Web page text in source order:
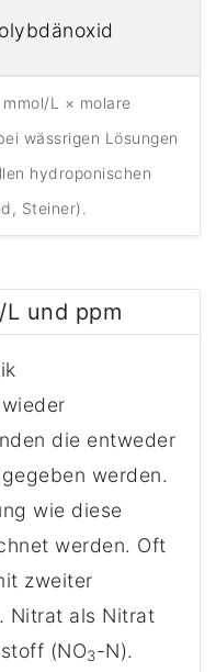
L × molare
wässrigen Lösungen
hydroponischen
Steiner).
und ppm
die entweder
werden.
wie diese
werden. Oft
zweiter
Nitrat als Nitrat
(NO3-N).